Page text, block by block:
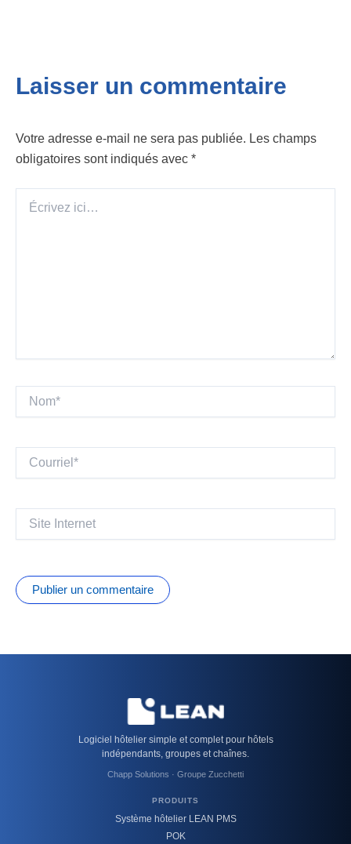
Laisser un commentaire
Votre adresse e-mail ne sera pas publiée. Les champs
obligatoires sont indiqués avec *
ici…
Internet
Logiciel hôtelier simple et complet pour hôtels
indépendants, groupes et chaînes.
Chapp Solutions · Groupe Zucchetti
PRODUITS
Système hôtelier LEAN PMS
POK